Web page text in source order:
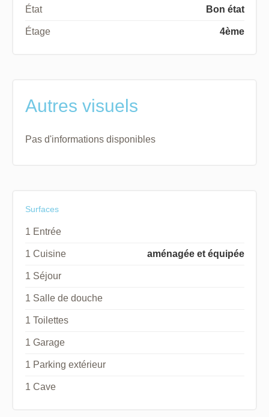
État Bon état
Étage 4ème
Autres visuels
Pas d'informations disponibles
Surfaces
1 Entrée
1 Cuisine aménagée et équipée
1 Séjour
1 Salle de douche
1 Toilettes
1 Garage
1 Parking extérieur
1 Cave